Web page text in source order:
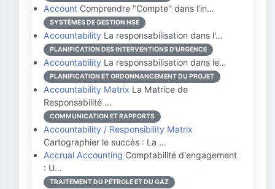
Account Comprendre "Compte" dans l'in…
SYSTÈMES DE GESTION HSE
Accountability La responsabilisation dans l'…
PLANIFICATION DES INTERVENTIONS D'URGENCE
Accountability La responsabilisation dans le…
PLANIFICATION ET ORDONNANCEMENT DU PROJET
Accountability Matrix La Matrice de
Responsabilité …
COMMUNICATION ET RAPPORTS
Accountability / Responsibility Matrix
Cartographier le succès : La …
Accrual Accounting Comptabilité d'engagement
: U…
TRAITEMENT DU PÉTROLE ET DU GAZ